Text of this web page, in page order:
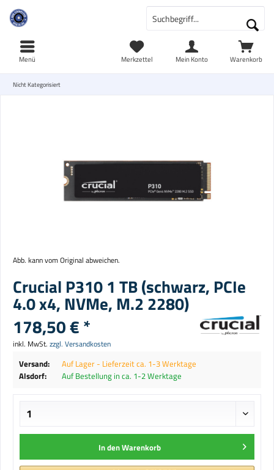
Warenkorb
Merkzettel Mein Konto
Menü
Nicht Kategorisiert
Abb. kann vom Original abweichen.
Crucial P310 1 TB (schwarz, PCIe
4.0 x4, NVMe, M.2 2280)
178,50 € *
inkl. MwSt. zzgl. Versandkosten
Versand:
Auf Lager - Lieferzeit ca. 1-3 Werktage
Alsdorf:
Auf Bestellung in ca. 1-2 Werktage
In denWarenkorb